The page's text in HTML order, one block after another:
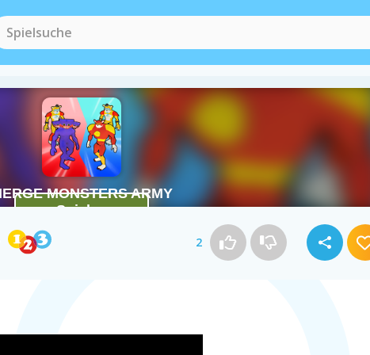
2
Soldaten Spiele